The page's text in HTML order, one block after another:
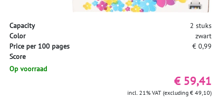
Capacity
2 stuks
Color
zwart
Price per 100 pages
€ 0,99
Score
Op voorraad
€ 59,41
incl. 21% VAT (excluding € 49,10)